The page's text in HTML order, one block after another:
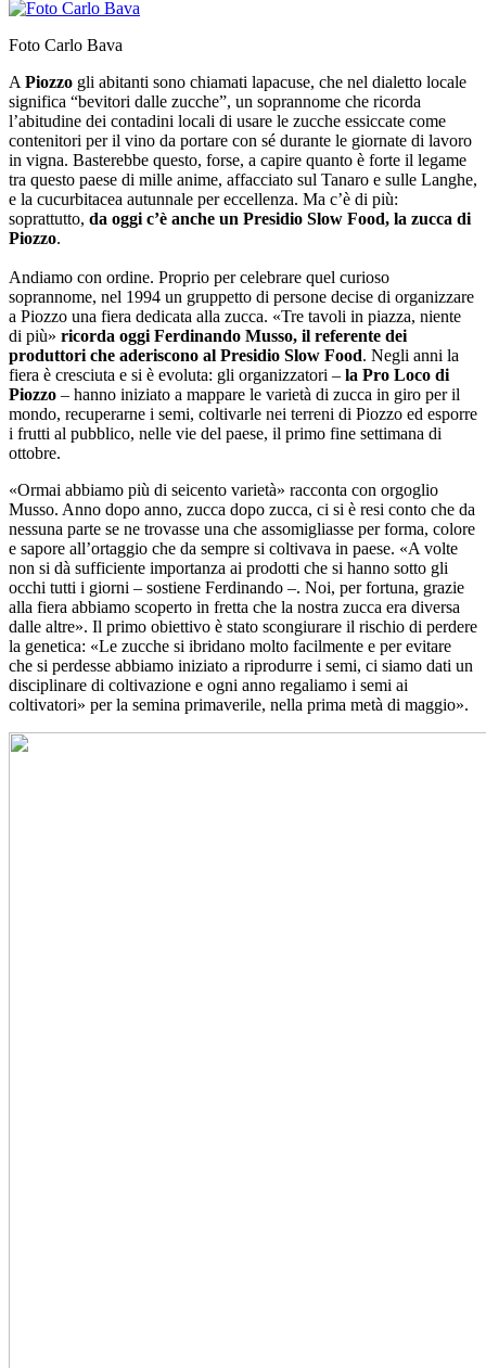
Foto Carlo Bava
A Piozzo gli abitanti sono chiamati lapacuse, che nel dialetto locale
significa “bevitori dalle zucche”, un soprannome che ricorda
l’abitudine dei contadini locali di usare le zucche essiccate come
contenitori per il vino da portare con sé durante le giornate di lavoro
in vigna. Basterebbe questo, forse, a capire quanto è forte il legame
tra questo paese di mille anime, affacciato sul Tanaro e sulle Langhe,
e la cucurbitacea autunnale per eccellenza. Ma c’è di più:
soprattutto, da oggi c’è anche un Presidio Slow Food, la zucca di
Piozzo.
Andiamo con ordine. Proprio per celebrare quel curioso
soprannome, nel 1994 un gruppetto di persone decise di organizzare
a Piozzo una fiera dedicata alla zucca. «Tre tavoli in piazza, niente
di più» ricorda oggi Ferdinando Musso, il referente dei
produttori che aderiscono al Presidio Slow Food. Negli anni la
fiera è cresciuta e si è evoluta: gli organizzatori – la Pro Loco di
Piozzo – hanno iniziato a mappare le varietà di zucca in giro per il
mondo, recuperarne i semi, coltivarle nei terreni di Piozzo ed esporre
i frutti al pubblico, nelle vie del paese, il primo fine settimana di
ottobre.
«Ormai abbiamo più di seicento varietà» racconta con orgoglio
Musso. Anno dopo anno, zucca dopo zucca, ci si è resi conto che da
nessuna parte se ne trovasse una che assomigliasse per forma, colore
e sapore all’ortaggio che da sempre si coltivava in paese. «A volte
non si dà sufficiente importanza ai prodotti che si hanno sotto gli
occhi tutti i giorni – sostiene Ferdinando –. Noi, per fortuna, grazie
alla fiera abbiamo scoperto in fretta che la nostra zucca era diversa
dalle altre». Il primo obiettivo è stato scongiurare il rischio di perdere
la genetica: «Le zucche si ibridano molto facilmente e per evitare
che si perdesse abbiamo iniziato a riprodurre i semi, ci siamo dati un
disciplinare di coltivazione e ogni anno regaliamo i semi ai
coltivatori» per la semina primaverile, nella prima metà di maggio».